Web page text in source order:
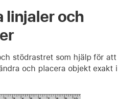
linjaler och
stödrastret som hjälp för att
och placera objekt exakt i